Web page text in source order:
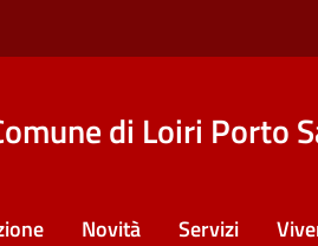
di Loiri Porto
Novità Servizi